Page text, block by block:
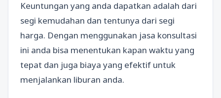
Keuntungan yang anda dapatkan adalah dari
segi kemudahan dan tentunya dari segi
harga. Dengan menggunakan jasa konsultasi
ini anda bisa menentukan kapan waktu yang
tepat dan juga biaya yang efektif untuk
menjalankan liburan anda.